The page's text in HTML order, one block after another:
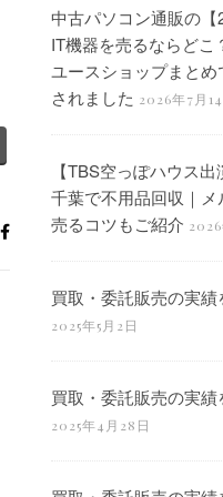
中古パソコン通販の【
IT機器を売るならどこ
ユースショップまと
されました 2026年7月
【TBS空っぽハウス
千葉で不用品回収｜
売るコツもご紹介
買取・委託販売の実績
2025年5月2日
買取・委託販売の実績
2025年4月28日